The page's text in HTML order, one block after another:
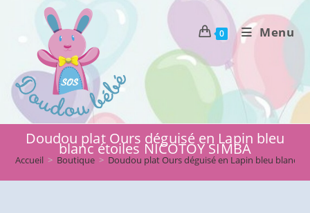
0 Menu
Doudou plat Ours déguisé en Lapin bleu
blanc étoiles NICOTOY SIMBA
Accueil > Boutique > Doudou plat Ours déguisé en Lapin bleu blanc